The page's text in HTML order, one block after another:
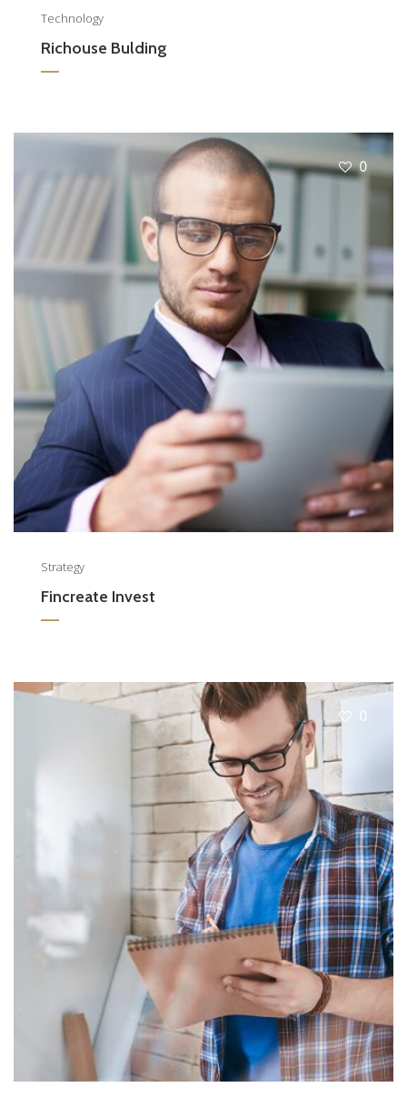
Technology
Richouse Bulding
0
Strategy
Fincreate Invest
0